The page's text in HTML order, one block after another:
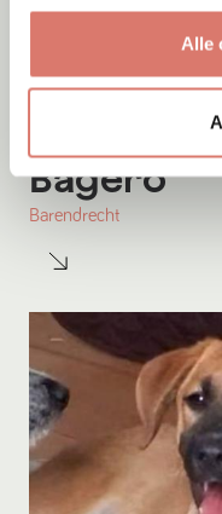
Alle
Bagero
Barendrecht